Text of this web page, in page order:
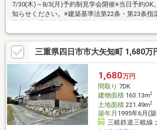
7/30(木)～8/3(月)予約制見学会開催※当日予約OK
知らせください。※建築基準法第22条・第23条指
情報と現況が相違する場合は、現況優先としま
個別プロパン供給会社は売主の指定になります
消費に係る配管設備、ガス器具等は、本土地建物
含まれておりません。※通学の区域に関しては自
会等にご確認ください。
三重県四日市市大矢知町 1,680万
1,680万円
間取り 7DK
建物面積163.13m2
土地面積221.49m2
築年月 1995年6月(
三岐鉄道三岐線